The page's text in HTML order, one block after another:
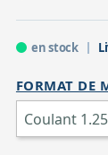
en stock
FORMAT DE